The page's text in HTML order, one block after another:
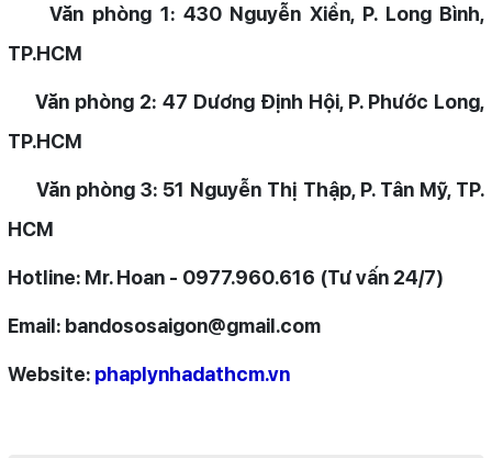
Văn phòng 1: 430 Nguyễn Xiển, P. Long Bình,
TP.HCM
Văn phòng 2: 47 Dương Định Hội, P. Phước Long,
TP.HCM
Văn phòng 3: 51 Nguyễn Thị Thập, P. Tân Mỹ, TP.
HCM
Hotline: Mr. Hoan - 0977.960.616 (Tư vấn 24/7)
Email: bandososaigon@gmail.com
Website: phaplynhadathcm.vn